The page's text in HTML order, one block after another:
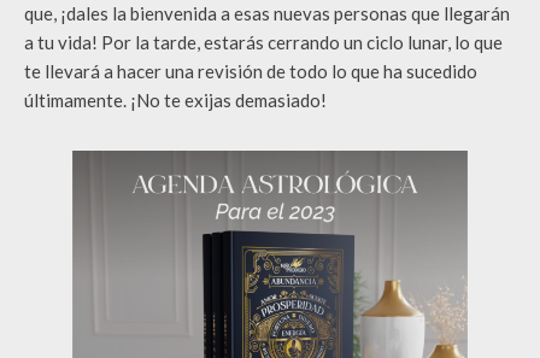
que, ¡dales la bienvenida a esas nuevas personas que llegarán
a tu vida! Por la tarde, estarás cerrando un ciclo lunar, lo que
te llevará a hacer una revisión de todo lo que ha sucedido
últimamente. ¡No te exijas demasiado!